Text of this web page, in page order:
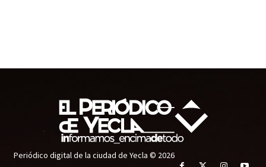
Periódico digital de la ciudad de Yecla © 2026